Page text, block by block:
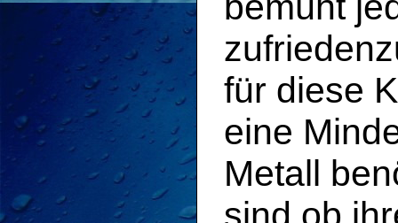
für diese
eine
Metall